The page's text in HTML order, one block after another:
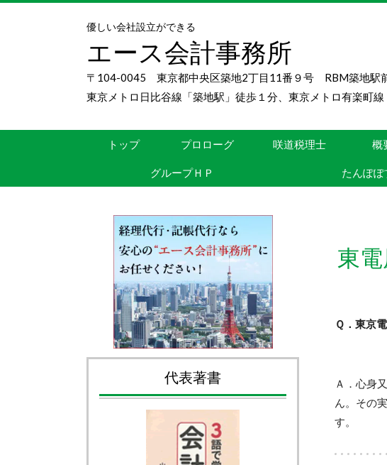
優しい会社設立ができる
エース会計事務所
〒104-0045 東京都中央区築地2丁目11番９号 RBM築地駅
東京メトロ日比谷線「築地駅」徒歩１分、東京メトロ有楽町
トップ プロローグ 咲道税理士 概
グループＨＰ たんぽ
東
Ｑ．東京
Ａ．心身
ん。その
す。
代表著書